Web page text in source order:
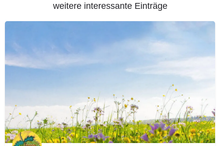
weitere interessante Einträge